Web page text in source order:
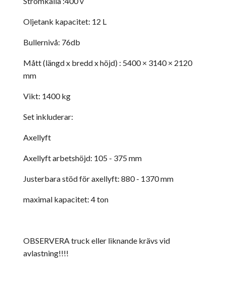
Oljetank kapacitet: 12 L
Bullernivå: 76db
Mått (längd x bredd x höjd) : 5400 × 3140 × 2120
mm
Vikt: 1400 kg
Set inkluderar:
Axellyft
Axellyft arbetshöjd: 105 - 375 mm
Justerbara stöd för axellyft: 880 - 1370 mm
maximal kapacitet: 4 ton
OBSERVERA truck eller liknande krävs vid
avlastning!!!!